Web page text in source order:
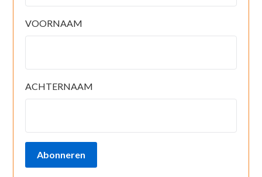
VOORNAAM
ACHTERNAAM
Abonneren